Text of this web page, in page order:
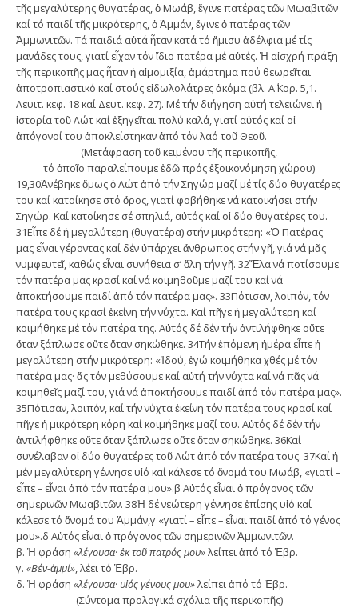
τῆς μεγαλύτερης θυγατέρας, ὁ Μωάβ, ἔγινε πατέρας τῶν Μωαβιτῶν
καί τό παιδί τῆς μικρότερης, ὁ Ἀμμάν, ἔγινε ὁ πατέρας τῶν
Ἀμμωνιτῶν. Τά παιδιά αὐτά ἦταν κατά τό ἥμισυ ἀδέλφια μέ τίς
μανάδες τους, γιατί εἶχαν τόν ἴδιο πατέρα μέ αὐτές. Ἡ αἰσχρή πράξη
τῆς περικοπῆς μας ἦταν ἡ αἱμομιξία, ἁμάρτημα πού θεωρεῖται
ἀποτροπιαστικό καί στούς εἰδωλολάτρες ἀκόμα (βλ. Α΄ Κορ. 5,1.
Λευιτ. κεφ. 18 καί Δευτ. κεφ. 27). Μέ τήν διήγηση αὐτή τελειώνει ἡ
ἱστορία τοῦ Λώτ καί ἐξηγεῖται πολύ καλά, γιατί αὐτός καί οἱ
ἀπόγονοί του ἀποκλείστηκαν ἀπό τόν λαό τοῦ Θεοῦ.
(Μετάφραση τοῦ κειμένου τῆς περικοπῆς,
τό ὁποῖο παραλείπουμε ἐδῶ πρός ἐξοικονόμηση χώρου)
19,30Ἀνέβηκε ὅμως ὁ Λώτ ἀπό τήν Σηγώρ μαζί μέ τίς δύο θυγατέρες
του καί κατοίκησε στό ὄρος, γιατί φοβήθηκε νά κατοικήσει στήν
Σηγώρ. Καί κατοίκησε σέ σπηλιά, αὐτός καί οἱ δύο θυγατέρες του.
31Εἶπε δέ ἡ μεγαλύτερη (θυγατέρα) στήν μικρότερη: «Ὁ Πατέρας
μας εἶναι γέροντας καί δέν ὑπάρχει ἄνθρωπος στήν γῆ, γιά νά μᾶς
νυμφευτεῖ, καθώς εἶναι συνήθεια σ’ ὅλη τήν γῆ. 32Ἔλα νά ποτίσουμε
τόν πατέρα μας κρασί καί νά κοιμηθοῦμε μαζί του καί νά
ἀποκτήσουμε παιδί ἀπό τόν πατέρα μας». 33Πότισαν, λοιπόν, τόν
πατέρα τους κρασί ἐκείνη τήν νύχτα. Καί πῆγε ἡ μεγαλύτερη καί
κοιμήθηκε μέ τόν πατέρα της. Αὐτός δέ δέν τήν ἀντιλήφθηκε οὔτε
ὅταν ξάπλωσε οὔτε ὅταν σηκώθηκε. 34Τήν ἑπόμενη ἡμέρα εἶπε ἡ
μεγαλύτερη στήν μικρότερη: «Ἰδού, ἐγώ κοιμήθηκα χθές μέ τόν
πατέρα μας· ἄς τόν μεθύσουμε καί αὐτή τήν νύχτα καί νά πᾶς νά
κοιμηθεῖς μαζί του, γιά νά ἀποκτήσουμε παιδί ἀπό τόν πατέρα μας».
35Πότισαν, λοιπόν, καί τήν νύχτα ἐκείνη τόν πατέρα τους κρασί καί
πῆγε ἡ μικρότερη κόρη καί κοιμήθηκε μαζί του. Αὐτός δέ δέν τήν
ἀντιλήφθηκε οὔτε ὅταν ξάπλωσε οὔτε ὅταν σηκώθηκε. 36Καί
συνέλαβαν οἱ δύο θυγατέρες τοῦ Λώτ ἀπό τόν πατέρα τους. 37Καί ἡ
μέν μεγαλύτερη γέννησε υἱό καί κάλεσε τό ὄνομά του Μωάβ, «γιατί –
εἶπε – εἶναι ἀπό τόν πατέρα μου».β Αὐτός εἶναι ὁ πρόγονος τῶν
σημερινῶν Μωαβιτῶν. 38Ἡ δέ νεώτερη γέννησε ἐπίσης υἱό καί
κάλεσε τό ὄνομά του Ἀμμάν,γ «γιατί – εἶπε – εἶναι παιδί ἀπό τό γένος
μου».δ Αὐτός εἶναι ὁ πρόγονος τῶν σημερινῶν Ἀμμωνιτῶν.
β. Ἡ φράση «λέγουσα· ἐκ τοῦ πατρός μου»λείπει ἀπό τό Ἑβρ.
γ. «Βέν-ἁμμί», λέει τό Ἑβρ.
δ. Ἡ φράση «λέγουσα· υἱός γένους μου»λείπει ἀπό τό Ἑβρ.
(Σύντομα προλογικά σχόλια τῆς περικοπῆς)